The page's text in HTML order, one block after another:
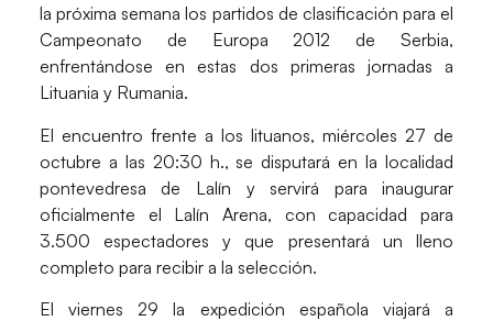
la próxima semana los partidos de clasificación para el
Campeonato de Europa 2012 de Serbia,
enfrentándose en estas dos primeras jornadas a
Lituania y Rumania.
El encuentro frente a los lituanos, miércoles 27 de
octubre a las 20:30 h., se disputará en la localidad
pontevedresa de Lalín y servirá para inaugurar
oficialmente el Lalín Arena, con capacidad para
3.500 espectadores y que presentará un lleno
completo para recibir a la selección.
El viernes 29 la expedición española viajará a